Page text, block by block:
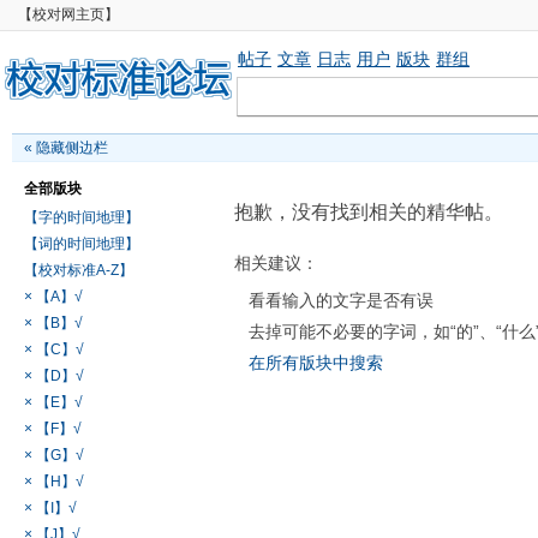
【校对网主页】
帖子 文章 日志 用户 版块 群组
« 隐藏侧边栏
全部版块
【字的时间地理】
【词的时间地理】
【校对标准A-Z】
× 【A】√
× 【B】√
× 【C】√
× 【D】√
× 【E】√
× 【F】√
× 【G】√
× 【H】√
× 【I】√
× 【J】√
抱歉，没有找到相关的精华帖。
相关建议：
看看输入的文字是否有误
去掉可能不必要的字词，如“的”、“什么
在所有版块中搜索